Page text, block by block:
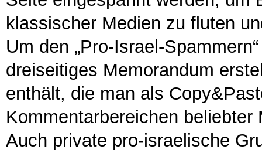
klassischer Medien zu fluten
Um den „Pro-Israel-
dreiseitiges Memorandum
enthält, die man als
Kommentarbereichen
Auch private pro-israelische